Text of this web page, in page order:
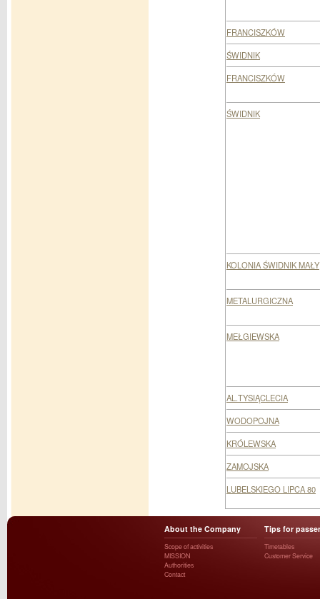
FRANCISZKÓW
ŚWIDNIK
FRANCISZKÓW
ŚWIDNIK
KOLONIA ŚWIDNIK MAŁY
METALURGICZNA
MEŁGIEWSKA
AL.TYSIĄCLECIA
WODOPOJNA
KRÓLEWSKA
ZAMOJSKA
LUBELSKIEGO LIPCA 80
About the Company
Scope of activities
MISSION
Authorities
Contact
Tips for
Timetables
Customer Service